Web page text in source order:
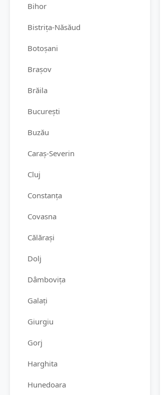
Bihor
Bistrița-Năsăud
Botoșani
Brașov
Brăila
București
Buzău
Caraș-Severin
Cluj
Constanța
Covasna
Călărași
Dolj
Dâmbovița
Galați
Giurgiu
Gorj
Harghita
Hunedoara